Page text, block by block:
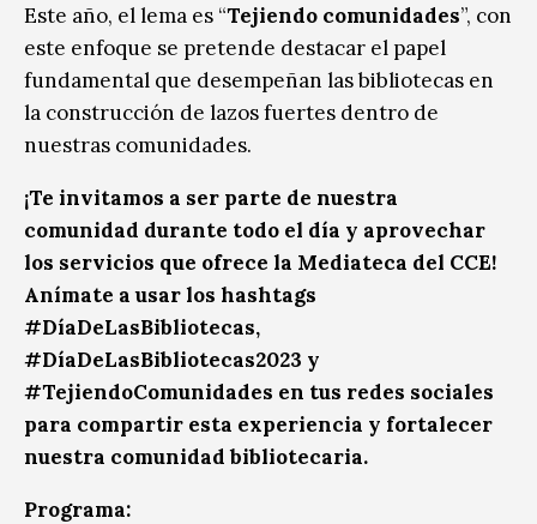
Este año, el lema es “Tejiendo comunidades”, con
este enfoque se pretende destacar el papel
fundamental que desempeñan las bibliotecas en
la construcción de lazos fuertes dentro de
nuestras comunidades.
¡Te invitamos a ser parte de nuestra
comunidad durante todo el día y aprovechar
los servicios que ofrece la Mediateca del CCE!
Anímate a usar los hashtags
#DíaDeLasBibliotecas,
#DíaDeLasBibliotecas2023 y
#TejiendoComunidades en tus redes sociales
para compartir esta experiencia y fortalecer
nuestra comunidad bibliotecaria.
Programa: